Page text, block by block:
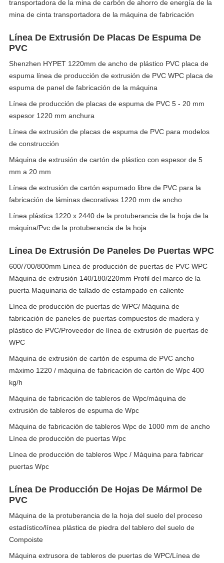
transportadora de la mina de carbón de ahorro de energía de la
mina de cinta transportadora de la máquina de fabricación
Línea De Extrusión De Placas De Espuma De
PVC
Shenzhen HYPET 1220mm de ancho de plástico PVC placa de
espuma línea de producción de extrusión de PVC WPC placa de
espuma de panel de fabricación de la máquina
Línea de producción de placas de espuma de PVC 5 - 20 mm
espesor 1220 mm anchura
Línea de extrusión de placas de espuma de PVC para modelos
de construcción
Máquina de extrusión de cartón de plástico con espesor de 5
mm a 20 mm
Línea de extrusión de cartón espumado libre de PVC para la
fabricación de láminas decorativas 1220 mm de ancho
Línea plástica 1220 x 2440 de la protuberancia de la hoja de la
máquina/Pvc de la protuberancia de la hoja
Línea De Extrusión De Paneles De Puertas WPC
600/700/800mm Linea de producción de puertas de PVC WPC
Máquina de extrusión 140/180/220mm Profil del marco de la
puerta Maquinaria de tallado de estampado en caliente
Línea de producción de puertas de WPC/ Máquina de
fabricación de paneles de puertas compuestos de madera y
plástico de PVC/Proveedor de línea de extrusión de puertas de
WPC
Máquina de extrusión de cartón de espuma de PVC ancho
máximo 1220 / máquina de fabricación de cartón de Wpc 400
kg/h
Máquina de fabricación de tableros de Wpc/máquina de
extrusión de tableros de espuma de Wpc
Máquina de fabricación de tableros Wpc de 1000 mm de ancho
Línea de producción de puertas Wpc
Línea de producción de tableros Wpc / Máquina para fabricar
puertas Wpc
Línea De Producción De Hojas De Mármol De
PVC
Máquina de la protuberancia de la hoja del suelo del proceso
estadístico/línea plástica de piedra del tablero del suelo de
Compoiste
Máquina extrusora de tableros de puertas de WPC/Línea de